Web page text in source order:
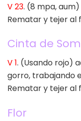
V 23. (8 mpa, aum)
Rematar y tejer al
Cinta de
V 1. (Usando rojo)
gorro, trabajando
Rematar y tejer al
Flor